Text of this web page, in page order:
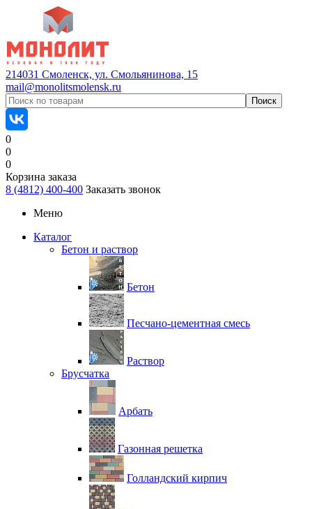
214031 Смоленск, ул. Смольянинова, 15
mail@monolitsmolensk.ru
0
0
0
Корзина заказа
8 (4812) 400-400 Заказать звонок
Меню
Каталог
Бетон и раствор
Бетон
Песчано-цементная смесь
Раствор
Брусчатка
Арбать
Газонная решетка
Голландский кирпич